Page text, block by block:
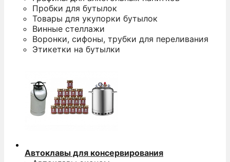
Пробки для бутылок
Товары для укупорки бутылок
Винные стеллажи
Воронки, сифоны, трубки для переливания
Этикетки на бутылки
Автоклавы для консервирования